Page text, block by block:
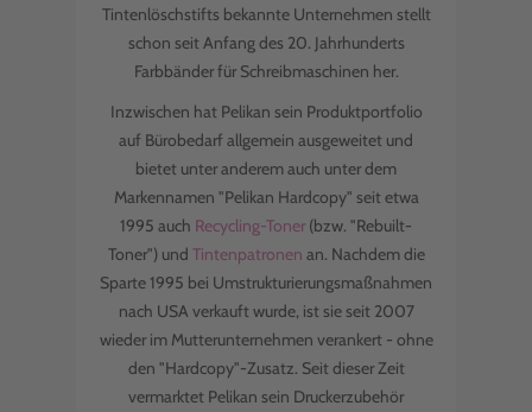
Tintenlöschstifts bekannte Unternehmen stellt
schon seit Anfang des 20. Jahrhunderts
Farbbänder für Schreibmaschinen her.
Inzwischen hat Pelikan sein Produktportfolio
auf Bürobedarf allgemein ausgeweitet und
bietet unter anderem auch unter dem
Markennamen "Pelikan Hardcopy" seit etwa
1995 auch Recycling-Toner (bzw. "Rebuilt-
Toner") und Tintenpatronen an. Nachdem die
Sparte 1995 bei Umstrukturierungsmaßnahmen
nach USA verkauft wurde, ist sie seit 2007
wieder im Mutterunternehmen verankert - ohne
den "Hardcopy"-Zusatz. Seit dieser Zeit
vermarktet Pelikan sein Druckerzubehör